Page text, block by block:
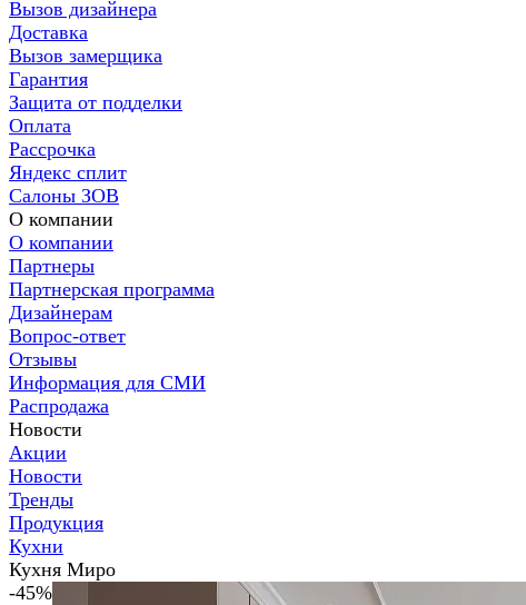
Вызов дизайнера
Доставка
Вызов замерщика
Гарантия
Защита от подделки
Оплата
Рассрочка
Яндекс сплит
Салоны ЗОВ
О компании
О компании
Партнеры
Партнерская программа
Дизайнерам
Вопрос-ответ
Отзывы
Информация для СМИ
Распродажа
Новости
Акции
Новости
Тренды
Продукция
Кухни
Кухня Миро
-45%